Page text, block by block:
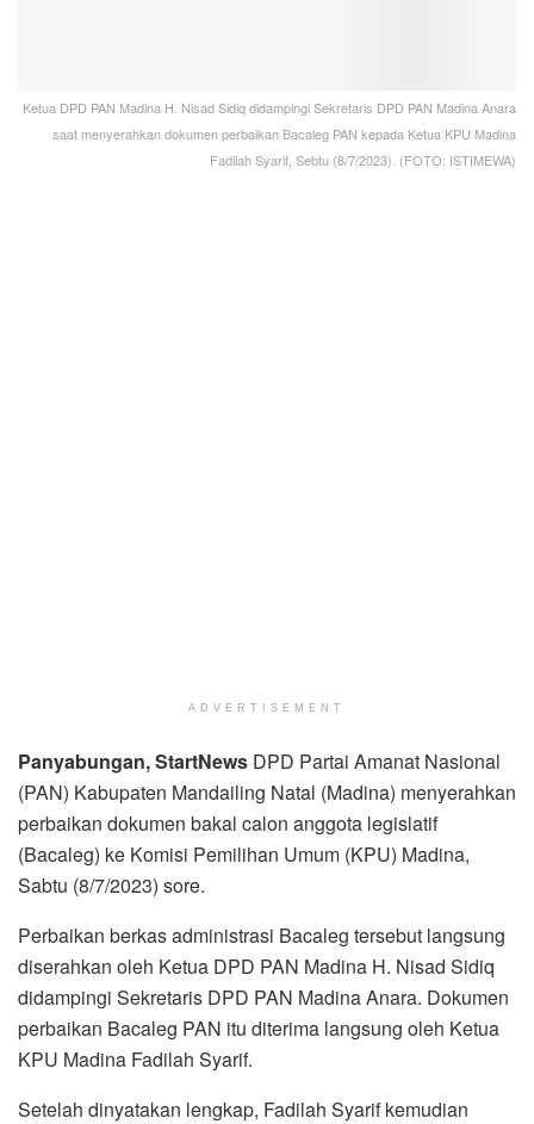
Ketua DPD PAN Madina H. Nisad Sidiq didampingi Sekretaris DPD PAN Madina Anara
saat menyerahkan dokumen perbaikan Bacaleg PAN kepada Ketua KPU Madina
Fadilah Syarif, Sebtu (8/7/2023). (FOTO: ISTIMEWA)
ADVERTISEMENT
Panyabungan, StartNews DPD Partai Amanat Nasional
(PAN) Kabupaten Mandailing Natal (Madina) menyerahkan
perbaikan dokumen bakal calon anggota legislatif
(Bacaleg) ke Komisi Pemilihan Umum (KPU) Madina,
Sabtu (8/7/2023) sore.
Perbaikan berkas administrasi Bacaleg tersebut langsung
diserahkan oleh Ketua DPD PAN Madina H. Nisad Sidiq
didampingi Sekretaris DPD PAN Madina Anara. Dokumen
perbaikan Bacaleg PAN itu diterima langsung oleh Ketua
KPU Madina Fadilah Syarif.
Setelah dinyatakan lengkap, Fadilah Syarif kemudian